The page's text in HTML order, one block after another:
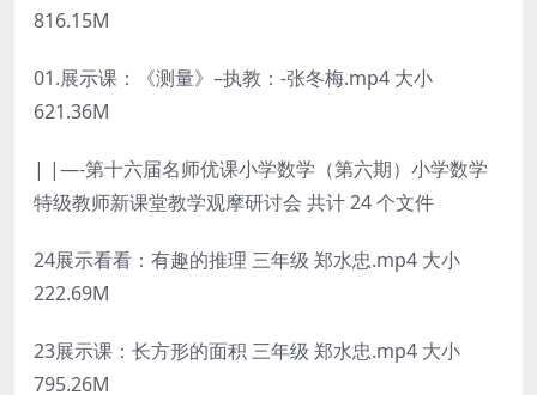
816.15M
01.展示课：《测量》–执教：-张冬梅.mp4 大小
621.36M
| |—-第十六届名师优课小学数学（第六期）小学数学
特级教师新课堂教学观摩研讨会 共计 24 个文件
24展示看看：有趣的推理 三年级 郑水忠.mp4 大小
222.69M
23展示课：长方形的面积 三年级 郑水忠.mp4 大小
795.26M